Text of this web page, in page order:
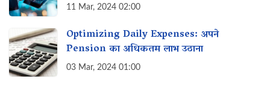
11 Mar, 2024 02:00
Optimizing Daily Expenses: अपने
Pension का अधिकतम लाभ उठाना
03 Mar, 2024 01:00